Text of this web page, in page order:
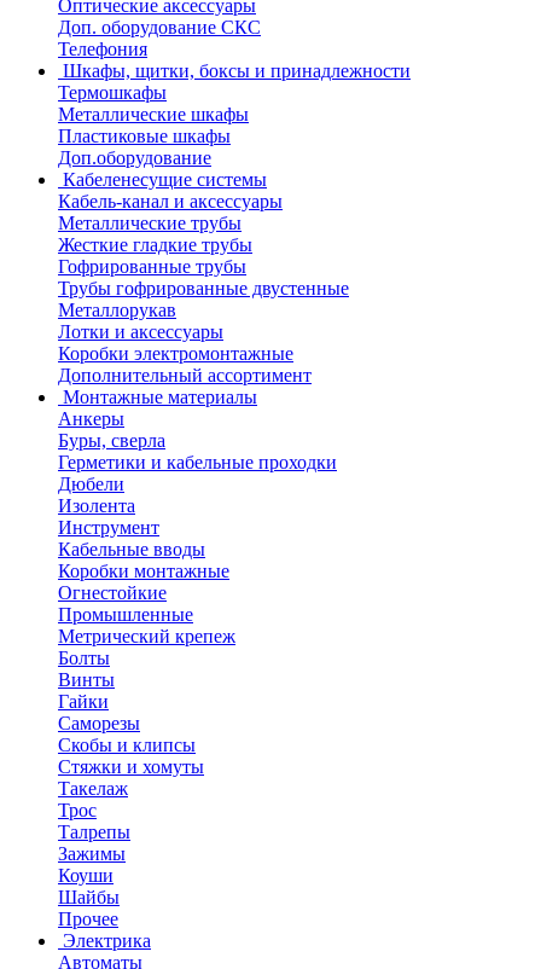
Оптические аксессуары
Доп. оборудование СКС
Телефония
Шкафы, щитки, боксы и принадлежности
Термошкафы
Металлические шкафы
Пластиковые шкафы
Доп.оборудование
Кабеленесущие системы
Кабель-канал и аксессуары
Металлические трубы
Жесткие гладкие трубы
Гофрированные трубы
Трубы гофрированные двустенные
Металлорукав
Лотки и аксессуары
Коробки электромонтажные
Дополнительный ассортимент
Монтажные материалы
Анкеры
Буры, сверла
Герметики и кабельные проходки
Дюбели
Изолента
Инструмент
Кабельные вводы
Коробки монтажные
Огнестойкие
Промышленные
Метрический крепеж
Болты
Винты
Гайки
Саморезы
Скобы и клипсы
Стяжки и хомуты
Такелаж
Трос
Талрепы
Зажимы
Коуши
Шайбы
Прочее
Электрика
Автоматы